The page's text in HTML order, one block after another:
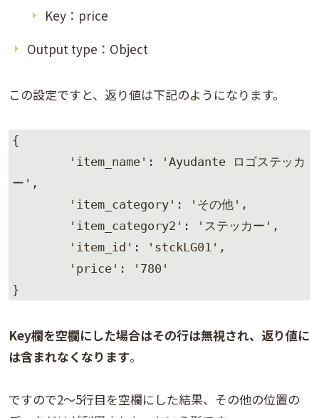
Key：price
Output type：Object
この設定ですと、返り値は下記のようになります。
{
ー',
}
Key欄を空欄にした場合はその行は無視され、返り値に
は含まれなくなります。
ですので2～5行目を空欄にした結果、その他の位置の